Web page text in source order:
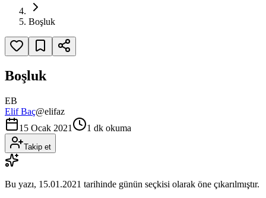
Boşluk
Boşluk
EB
Elif Baç@elifaz
15 Ocak 2021
1 dk okuma
Takip et
Bu yazı, 15.01.2021 tarihinde günün seçkisi olarak öne çıkarılmıştır.